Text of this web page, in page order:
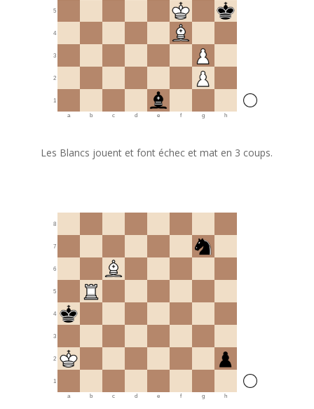
1
2
3
4
5
a b c d e f g h
Les Blancs jouent et font échec et mat en 3 coups.
1
2
3
4
5
6
7
8
a b c d e f g h